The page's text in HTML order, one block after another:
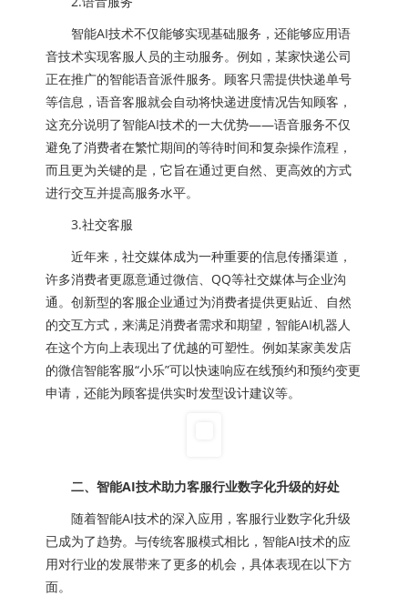
智能AI技术不仅能够实现基础服务，还能够应用语
音技术实现客服人员的主动服务。例如，某家快递公司
正在推广的智能语音派件服务。顾客只需提供快递单号
等信息，语音客服就会自动将快递进度情况告知顾客，
这充分说明了智能AI技术的一大优势——语音服务不仅
避免了消费者在繁忙期间的等待时间和复杂操作流程，
而且更为关键的是，它旨在通过更自然、更高效的方式
进行交互并提高服务水平。
3.社交客服
近年来，社交媒体成为一种重要的信息传播渠道，
许多消费者更愿意通过微信、QQ等社交媒体与企业沟
通。创新型的客服企业通过为消费者提供更贴近、自然
的交互方式，来满足消费者需求和期望，智能AI机器人
在这个方向上表现出了优越的可塑性。例如某家美发店
的微信智能客服“小乐”可以快速响应在线预约和预约变更
申请，还能为顾客提供实时发型设计建议等。
二、智能AI技术助力客服行业数字化升级的好处
随着智能AI技术的深入应用，客服行业数字化升级
已成为了趋势。与传统客服模式相比，智能AI技术的应
用对行业的发展带来了更多的机会，具体表现在以下方
面。